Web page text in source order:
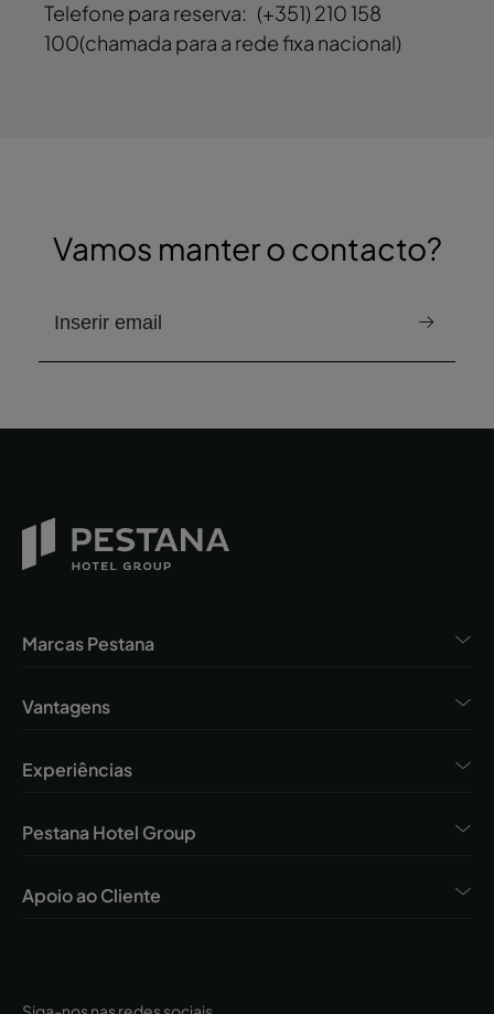
Telefone para reserva: (+351) 210 158
100(chamada para a rede fixa nacional)
Vamos manter o contacto?
e-mail para receber a newsletter
Marcas Pestana
Vantagens
Experiências
Pestana Hotel Group
Apoio ao Cliente